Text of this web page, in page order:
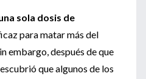
sola dosis de
para matar más del
embargo, después de que
que algunos de los